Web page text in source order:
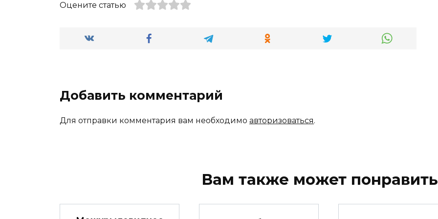
Оцените статью
Добавить комментарий
Для отправки комментария вам необходимо авторизоваться.
Вам также может